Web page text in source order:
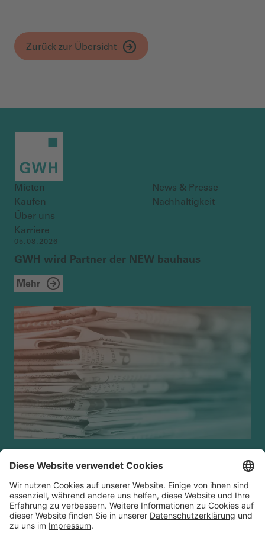
Zurück zur Übersicht
Mieten
Kaufen
News & Presse
Nachhaltigkeit
Über uns
Karriere
05.08.2026
GWH wird Partner der NEW bauhaus
Mehr
FAQ Kontakt
Cookies Datenschutz
Impressum